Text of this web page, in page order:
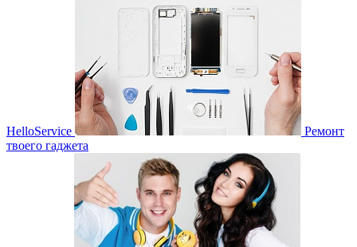
HelloService
Ремонт
твоего гаджета